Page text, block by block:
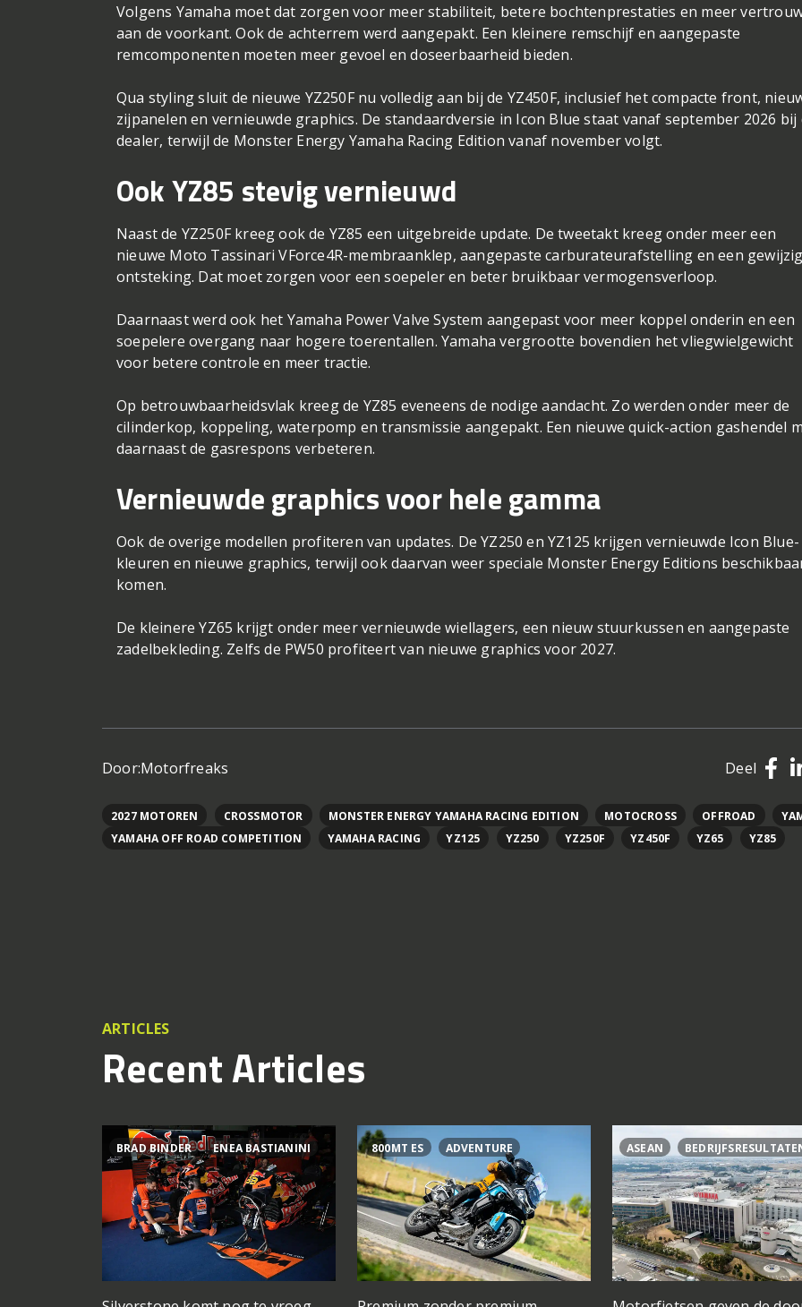
Volgens Yamaha moet dat zorgen voor meer stabiliteit, betere bochtenprestaties en meer
aan de voorkant. Ook de achterrem werd aangepakt. Een kleinere remschijf en aangepaste
remcomponenten moeten meer gevoel en doseerbaarheid bieden.
Qua styling sluit de nieuwe YZ250F nu volledig aan bij de YZ450F, inclusief het compacte front,
zijpanelen en vernieuwde graphics. De standaardversie in Icon Blue staat vanaf september 2026 bij
dealer, terwijl de Monster Energy Yamaha Racing Edition vanaf november volgt.
Ook YZ85 stevig vernieuwd
Naast de YZ250F kreeg ook de YZ85 een uitgebreide update. De tweetakt kreeg onder meer een
nieuwe Moto Tassinari VForce4R-membraanklep, aangepaste carburateurafstelling en een
ontsteking. Dat moet zorgen voor een soepeler en beter bruikbaar vermogensverloop.
Daarnaast werd ook het Yamaha Power Valve System aangepast voor meer koppel onderin en een
soepelere overgang naar hogere toerentallen. Yamaha vergrootte bovendien het vliegwielgewicht
voor betere controle en meer tractie.
Op betrouwbaarheidsvlak kreeg de YZ85 eveneens de nodige aandacht. Zo werden onder meer de
cilinderkop, koppeling, waterpomp en transmissie aangepakt. Een nieuwe quick-action gashendel
daarnaast de gasrespons verbeteren.
Vernieuwde graphics voor hele gamma
Ook de overige modellen profiteren van updates. De YZ250 en YZ125 krijgen vernieuwde Icon Blue-
kleuren en nieuwe graphics, terwijl ook daarvan weer speciale Monster Energy Editions
komen.
De kleinere YZ65 krijgt onder meer vernieuwde wiellagers, een nieuw stuurkussen en aangepaste
zadelbekleding. Zelfs de PW50 profiteert van nieuwe graphics voor 2027.
Door:Motorfreaks Deel
2027 MOTOREN CROSSMOTOR MONSTER ENERGY YAMAHA RACING EDITION MOTOCROSS OFFROAD
YAMAHA OFF ROAD COMPETITION
YAMAHA RACING YZ125 YZ250 YZ250F YZ450F YZ65 YZ85
ARTICLES
Recent Articles
BRAD BINDER ENEA BASTIANINI 800MT ES ADVENTURE ASEAN